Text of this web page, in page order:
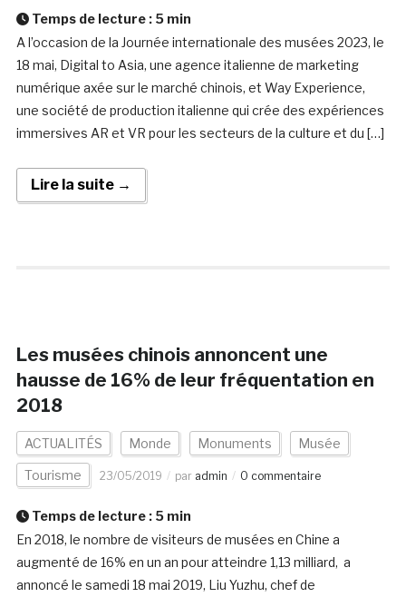
Temps de lecture : 5 min
A l’occasion de la Journée internationale des musées 2023, le
18 mai, Digital to Asia, une agence italienne de marketing
numérique axée sur le marché chinois, et Way Experience,
une société de production italienne qui crée des expériences
immersives AR et VR pour les secteurs de la culture et du […]
Lire la suite →
Les musées chinois annoncent une
hausse de 16% de leur fréquentation en
2018
ACTUALITÉS Monde Monuments Musée
Tourisme 23/05/2019 par admin 0 commentaire
Temps de lecture : 5 min
En 2018, le nombre de visiteurs de musées en Chine a
augmenté de 16% en un an pour atteindre 1,13 milliard, a
annoncé le samedi 18 mai 2019, Liu Yuzhu, chef de